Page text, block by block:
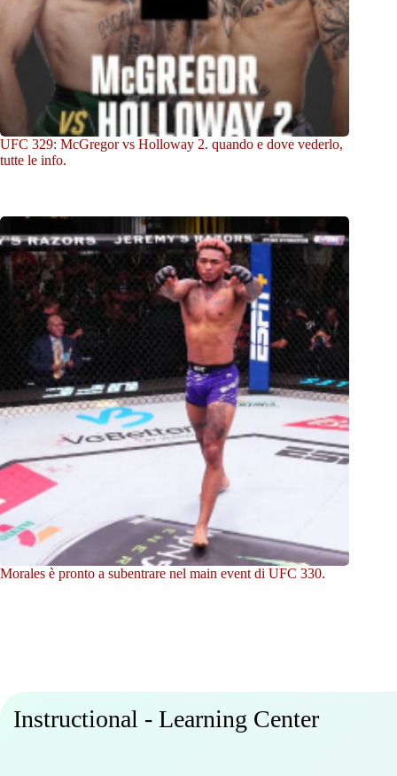
UFC 329: McGregor vs Holloway 2. quando e dove vederlo,
tutte le info.
Morales è pronto a subentrare nel main event di UFC 330.
Instructional - Learning Center